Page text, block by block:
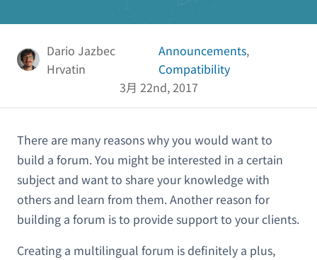
Dario Jazbec
Hrvatin
Announcements,
Compatibility
3月 22nd, 2017
There are many reasons why you would want to
build a forum. You might be interested in a certain
subject and want to share your knowledge with
others and learn from them. Another reason for
building a forum is to provide support to your clients.
Creating a multilingual forum is definitely a plus,